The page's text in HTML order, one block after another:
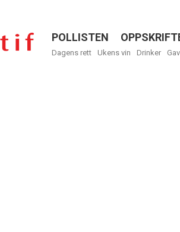
Menu
POLLISTEN
Dagens rett Ukens vin Drinker